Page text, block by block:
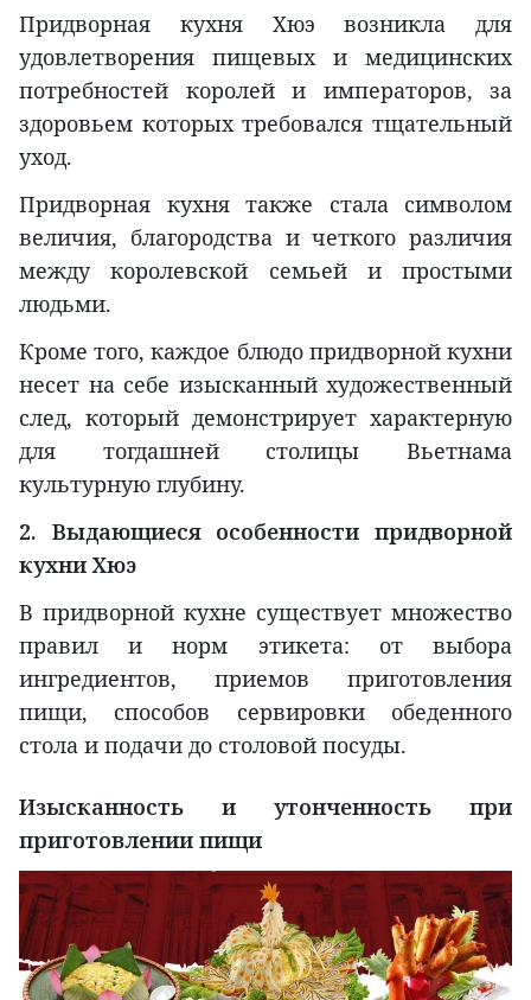
Придворная кухня Хюэ возникла для
удовлетворения пищевых и медицинских
потребностей королей и императоров, за
здоровьем которых требовался тщательный
уход.
Придворная кухня также стала символом
величия, благородства и четкого различия
между королевской семьей и простыми
людьми.
Кроме того, каждое блюдо придворной кухни
несет на себе изысканный художественный
след, который демонстрирует характерную
для тогдашней столицы Вьетнама
культурную глубину.
2. Выдающиеся особенности придворной
кухни Хюэ
В придворной кухне существует множество
правил и норм этикета: от выбора
ингредиентов, приемов приготовления
пищи, способов сервировки обеденного
стола и подачи до столовой посуды.
Изысканность и утонченность при
приготовлении пищи